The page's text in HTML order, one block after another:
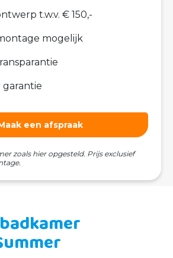
t.w.v. € 150,-
mogelijk
garantie
een afspraak
zoals hier opgesteld. Prijs exclusief